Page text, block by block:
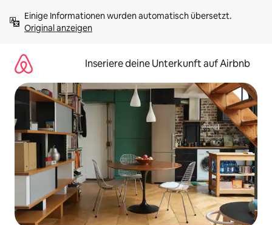
Inhalten
springenOriginal anzeigen
Inseriere deine Unterkunft auf Airbnb